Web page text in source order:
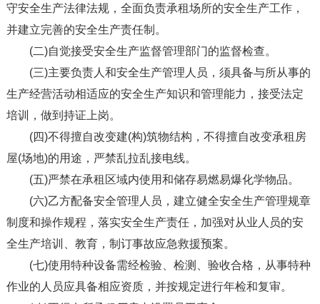
守安全生产法律法规，全面负责承租场所的安全生产工作，
并建立完善的安全生产责任制。
(二)自觉接受安全生产监督管理部门的监督检查。
(三)主要负责人和安全生产管理人员，须具备与所从事的
生产经营活动相适应的安全生产知识和管理能力，接受法定
培训，做到持证上岗。
(四)不得擅自改变建(构)筑物结构，不得擅自改变承租房
屋(场地)的用途，严禁乱拉乱接电线。
(五)严禁在承租区域内使用和储存易燃易爆化学物品。
(六)乙方配备安全管理人员，建立健全安全生产管理规章
制度和操作规程，落实安全生产责任，加强对从业人员的安
全生产培训、教育，制订事故应急救援预案。
(七)使用特种设备需经检验、检测、验收合格，从事特种
作业的人员应具备相应资质，并按规定进行年检和复审。